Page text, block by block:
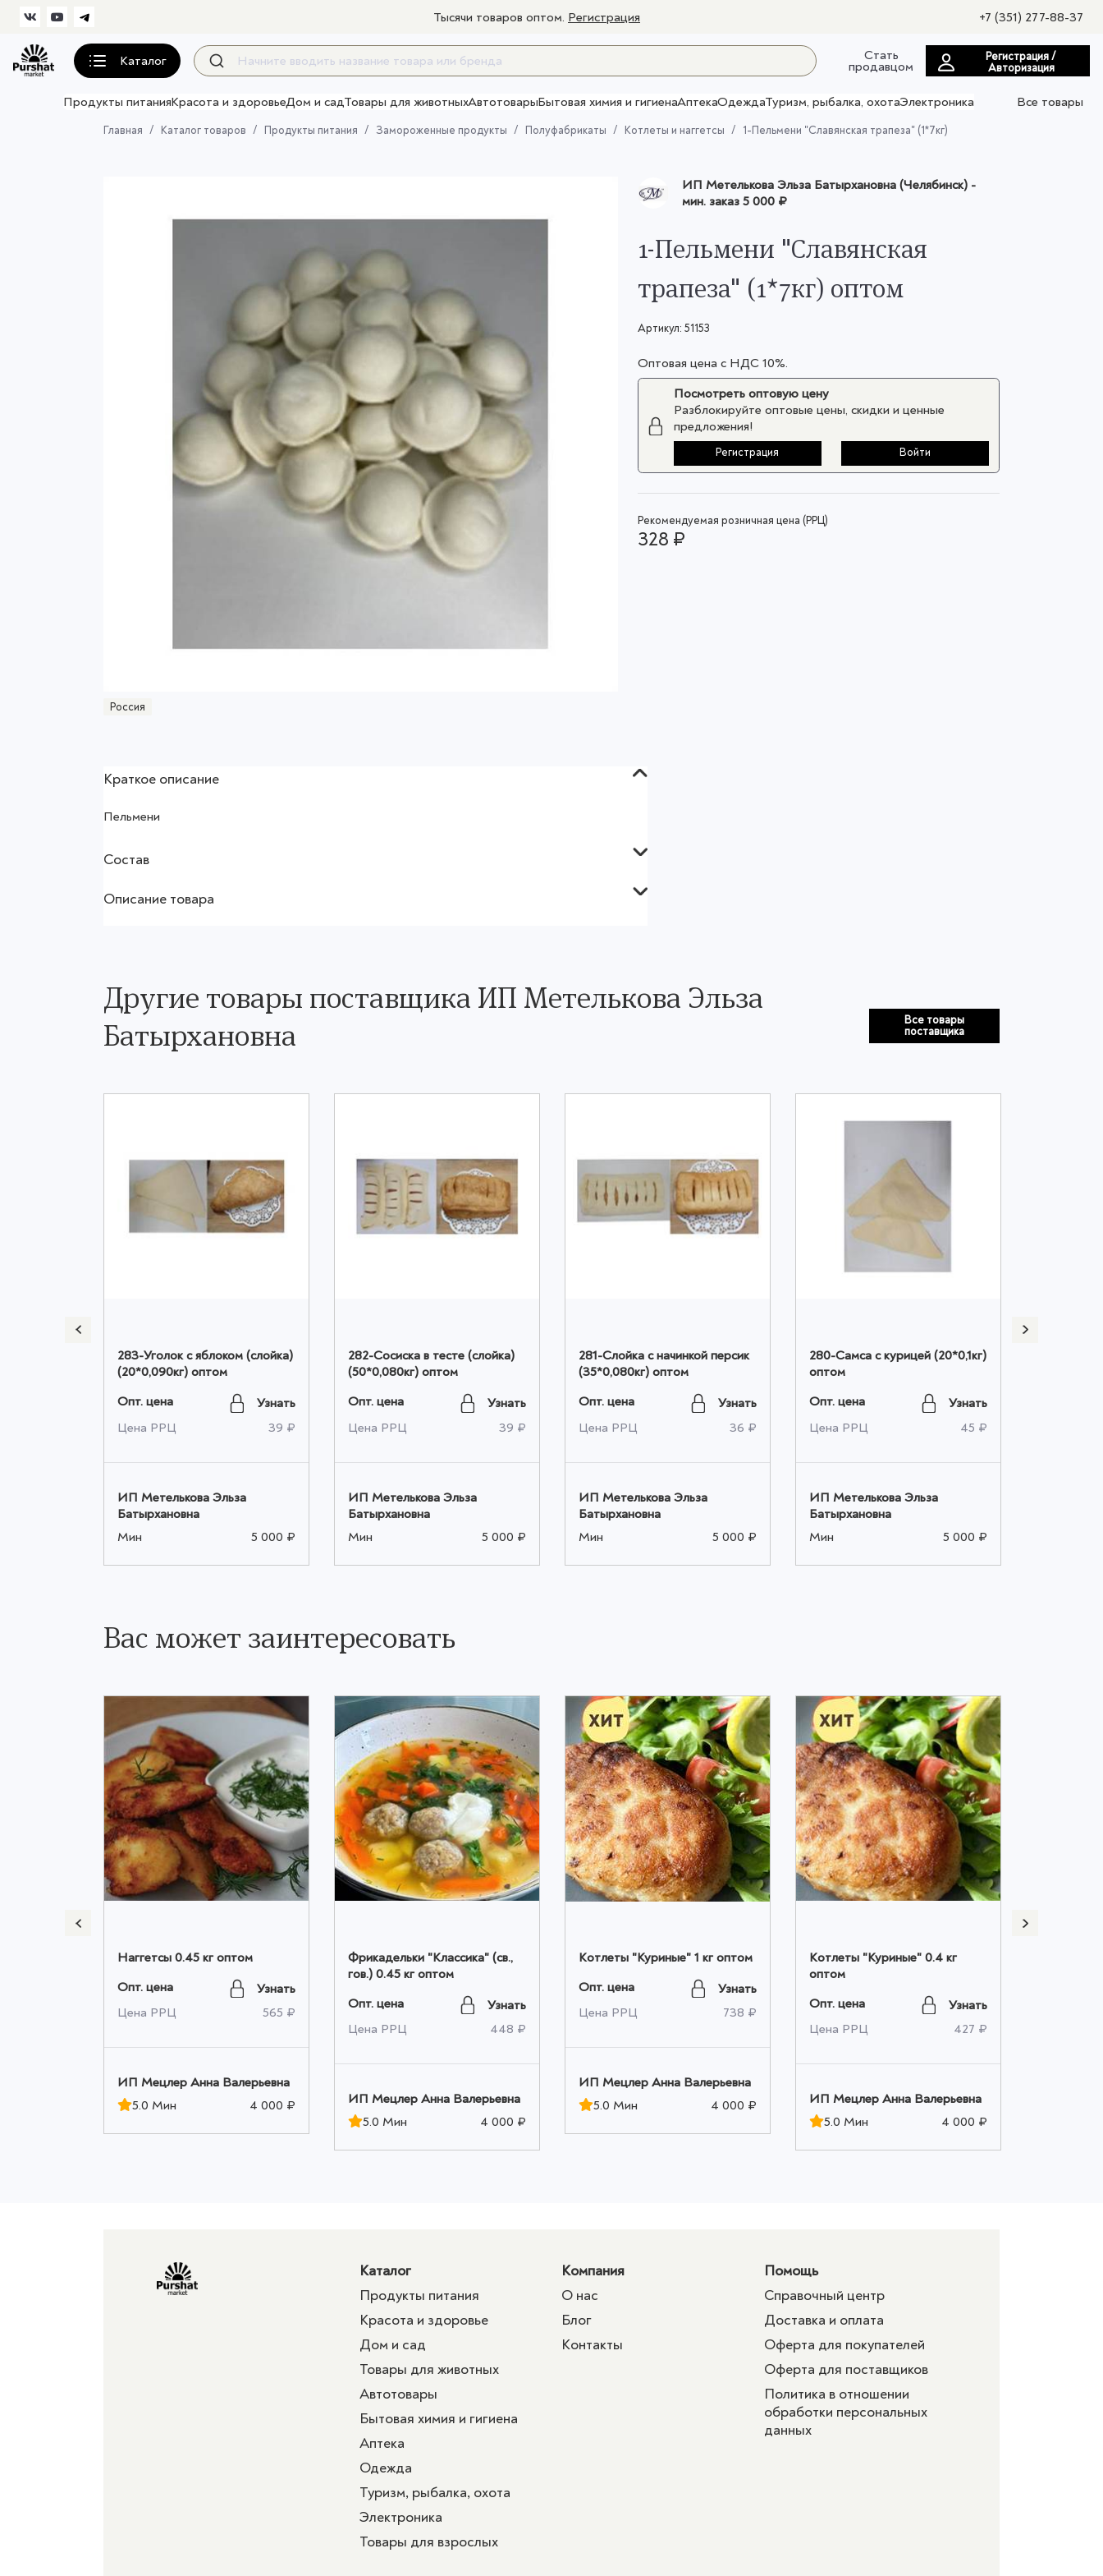
Тысячи товаров оптом. Регистрация +7 (351) 277-88-37
Каталог Стать
продавцом
Регистрация /
Авторизация
Продукты питанияКрасота и здоровьеДом и садТовары для животныхАвтотоварыБытовая химия и гигиенаАптекаОдеждаТуризм, рыбалка, охотаЭлектроника
Все товары
Главная Каталог товаров Продукты питания Замороженные продукты Полуфабрикаты Котлеты и наггетсы 1-Пельмени "Славянская трапеза" (1*7кг)
Россия
ИП Метелькова Эльза Батырхановна (Челябинск)-
мин. заказ5 000 ₽
1-Пельмени "Славянская
трапеза" (1*7кг) оптом
Артикул: 51153
Оптовая цена с НДС 10%.
Посмотреть оптовую цену
Разблокируйте оптовые цены, скидки и ценные
предложения!
Регистрация Войти
Рекомендуемая розничная цена (РРЦ)
328 ₽
Краткое описание
Пельмени
Состав
Описание товара
Другие товары поставщика ИП Метелькова Эльза
Батырхановна
Все товары
поставщика
283-Уголок с яблоком (слойка)
(20*0,090кг) оптом
Опт. цена
Узнать
Цена РРЦ
39 ₽
ИП Метелькова Эльза
Батырхановна
Мин
5 000 ₽
282-Сосиска в тесте (слойка)
(50*0,080кг) оптом
Опт. цена
Узнать
Цена РРЦ
39 ₽
ИП Метелькова Эльза
Батырхановна
Мин
5 000 ₽
281-Слойка с начинкой персик
(35*0,080кг) оптом
Опт. цена
Узнать
Цена РРЦ
36 ₽
ИП Метелькова Эльза
Батырхановна
Мин
5 000 ₽
280-Самса с курицей (20*0,1кг)
оптом
Опт. цена
Узнать
Цена РРЦ
45 ₽
ИП Метелькова Эльза
Батырхановна
Мин
5 000 ₽
Вас может заинтересовать
Наггетсы 0.45 кг оптом
Опт. цена
Узнать
Цена РРЦ
565 ₽
ИП Мецлер Анна Валерьевна
5.0 Мин
4 000 ₽
Фрикадельки "Классика" (св.,
гов.) 0.45 кг оптом
Опт. цена
Узнать
Цена РРЦ
448 ₽
ИП Мецлер Анна Валерьевна
5.0 Мин
4 000 ₽
Котлеты "Куриные" 1 кг оптом
Опт. цена
Узнать
Цена РРЦ
738 ₽
ИП Мецлер Анна Валерьевна
5.0 Мин
4 000 ₽
Котлеты "Куриные" 0.4 кг
оптом
Опт. цена
Узнать
Цена РРЦ
427 ₽
ИП Мецлер Анна Валерьевна
5.0 Мин
4 000 ₽
Каталог
Продукты питания
Красота и здоровье
Дом и сад
Товары для животных
Автотовары
Бытовая химия и гигиена
Аптека
Одежда
Туризм, рыбалка, охота
Электроника
Товары для взрослых
Компания
О нас
Блог
Контакты
Помощь
Справочный центр
Доставка и оплата
Оферта для покупателей
Оферта для поставщиков
Политика в отношении
обработки персональных
данных